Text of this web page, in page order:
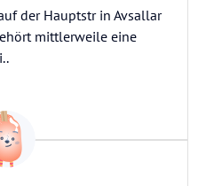
der Hauptstr in Avsallar
mittlerweile eine